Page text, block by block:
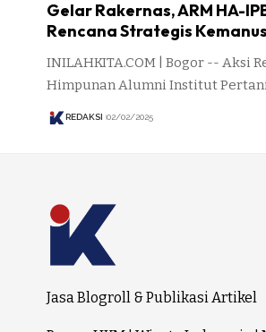
Gelar Rakernas, ARM HA-
Rencana Strategis
INILAHKITA.COM | Bogor -- Aksi
Himpunan Alumni Institut
REDAKSI 02/02/2025
Jasa Blogroll & Publikasi Artikel